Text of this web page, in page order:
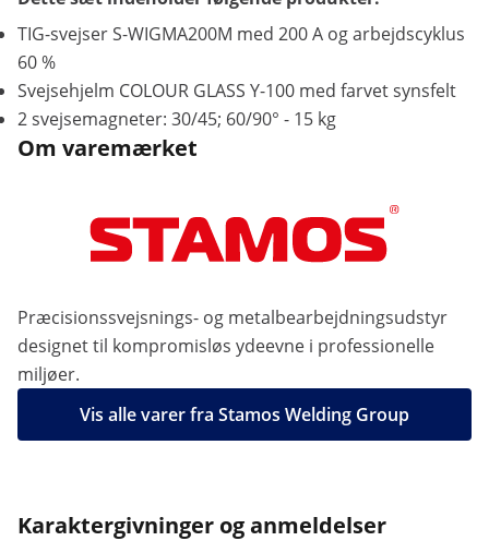
TIG-svejser S-WIGMA200M med 200 A og arbejdscyklus
60 %
Svejsehjelm COLOUR GLASS Y-100 med farvet synsfelt
2 svejsemagneter: 30/45; 60/90° - 15 kg
Om varemærket
Præcisionssvejsnings- og metalbearbejdningsudstyr
designet til kompromisløs ydeevne i professionelle
miljøer.
Vis alle varer fra Stamos Welding Group
Karaktergivninger og anmeldelser